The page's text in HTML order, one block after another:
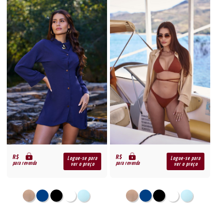
R$
para revenda
Logue-se para
ver o preço
R$
para revenda
Logue-se para
ver o preço